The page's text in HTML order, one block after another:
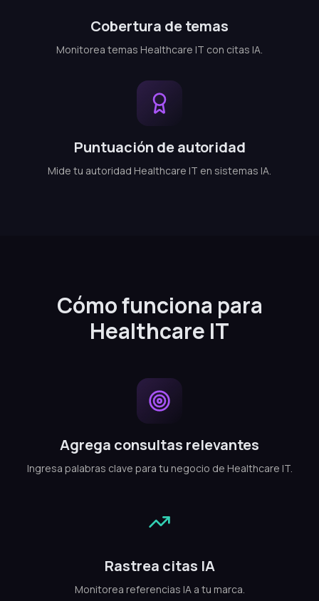
Cobertura de temas
Monitorea temas Healthcare IT con citas IA.
Puntuación de autoridad
Mide tu autoridad Healthcare IT en sistemas IA.
Cómo funciona para
Healthcare IT
Agrega consultas relevantes
Ingresa palabras clave para tu negocio de Healthcare IT.
Rastrea citas IA
Monitorea referencias IA a tu marca.